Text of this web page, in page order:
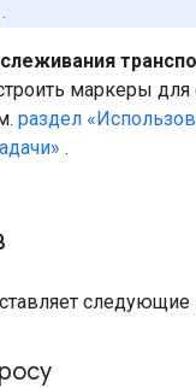
маркеры для
раздел
.